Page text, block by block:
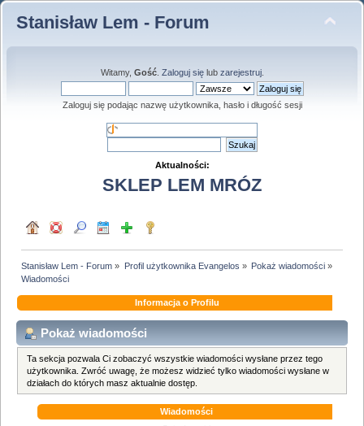
Stanisław Lem - Forum
Witamy, Gość. Zaloguj sięlub zarejestruj.
Zaloguj się podając nazwę użytkownika, hasło i długość sesji
Aktualności:
SKLEP LEM MRÓZ
Stanisław Lem - Forum » Profil użytkownika Evangelos » Pokaż wiadomości»
Wiadomości
Informacja o Profilu
Pokaż wiadomości
Ta sekcja pozwala Ci zobaczyć wszystkie wiadomości wysłane przez tego
użytkownika. Zwróć uwagę, że możesz widzieć tylko wiadomości wysłane w
działach do których masz aktualnie dostęp.
Wiadomości